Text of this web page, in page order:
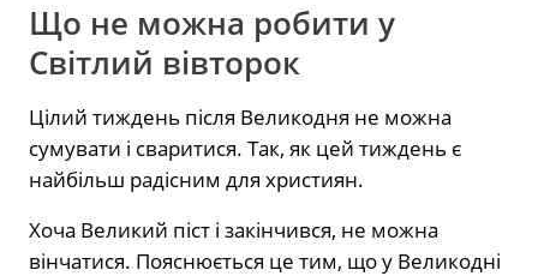
Що не можна робити у
Світлий вівторок
Цілий тиждень після Великодня не можна
сумувати і сваритися. Так, як цей тиждень є
найбільш радісним для християн.
Хоча Великий піст і закінчився, не можна
вінчатися. Пояснюється це тим, що у Великодні